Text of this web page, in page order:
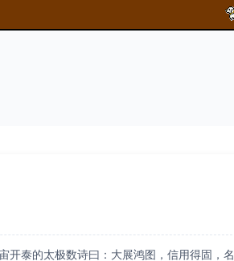
开泰的太极数诗曰：大展鸿图，信用得固，名